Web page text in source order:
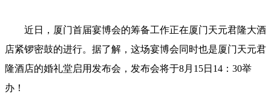
近日，厦门首届宴博会的筹备工作正在厦门天元君隆大酒
店紧锣密鼓的进行。据了解，这场宴博会同时也是厦门天元君
隆酒店的婚礼堂启用发布会，发布会将于8月15日14：30举
办！